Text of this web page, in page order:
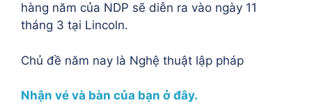
hàng năm của NDP sẽ diễn ra vào ngày 11
tháng 3 tại Lincoln.
Chủ đề năm nay là Nghệ thuật lập pháp
Nhận vé và bàn của bạn ở đây.